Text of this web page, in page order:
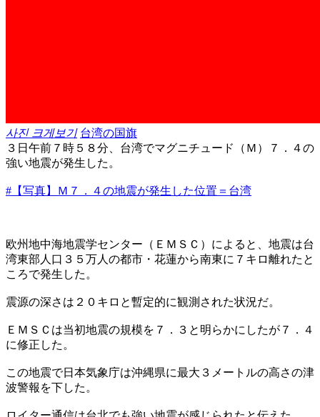
사진 크게보기 台湾の国旗
３日午前７時５８分、台湾でマグニチュード（Ｍ）７．４の
強い地震が発生した。
#【写真】Ｍ７．４の地震が発生した位置＝台湾
欧州地中海地震学センター（ＥＭＳＣ）によると、地震は台
湾東部人口３５万人の都市・花蓮から南東に７キロ離れたと
ころで発生した。
震源の深さは２０キロと暫定的に観測された状況だ。
ＥＭＳＣは当初地震の規模を７．３と明らかにしたが７．４
に修正した。
この地震で日本気象庁は沖縄県に最大３メートルの高さの津
波警報を下した。